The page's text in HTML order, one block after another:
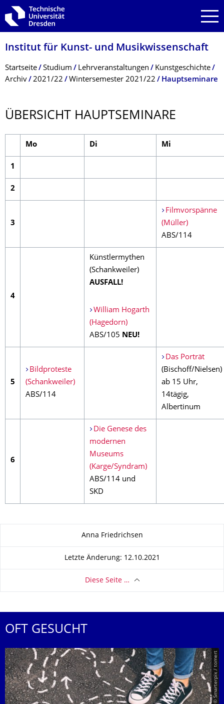
Zur Hauptnavigation springen
Zur Suche springen
Zum Inhalt springen
Institut für Kunst- und Musikwissenschaft
Breadcrumb-Menü
Startseite Studium Lehrveranstaltungen
Kunstgeschichte
Archiv
2021/22 Wintersemester 2021/22 Hauptseminare
ÜBERSICHT HAUPTSEMINARE
Mo Di Mi
1
2
3
Filmvorspänne
(Müller)
ABS/114
4
Künstlermythen
(Schankweiler)
AUSFALL!
William Hogarth
(Hagedorn)
ABS/105 NEU!
5
Bildproteste
(Schankweiler)
ABS/114
Das Porträt
(Bischoff/Nielsen)
ab 15 Uhr,
14tägig,
Albertinum
6
Die Genese des
modernen
Museums
(Karge/Syndram)
ABS/114 und
SKD
Anna Friedrichsen
Letzte Änderung: 12.10.2021
Diese Seite …
OFT GESUCHT
© Smarterpix / tomert